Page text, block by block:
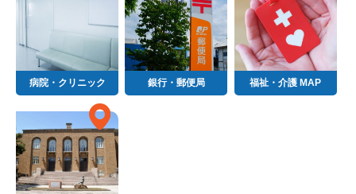
病院・クリニック 銀行・郵便局 福祉・介護 MAP